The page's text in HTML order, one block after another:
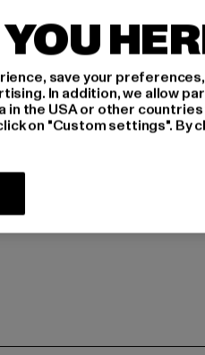
save your
In addition, we allow
the USA or other countries
on "Custom settings". By